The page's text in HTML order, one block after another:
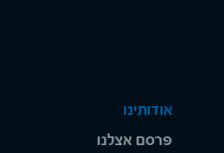
אודותינו
פרסם אצלנו